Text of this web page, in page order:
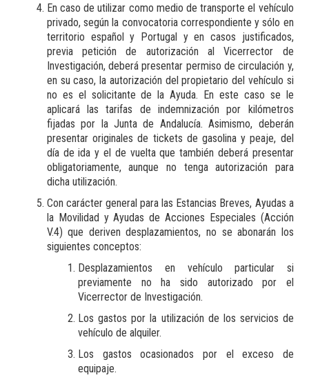
En caso de utilizar como medio de transporte el vehículo
privado, según la convocatoria correspondiente y sólo en
territorio español y Portugal y en casos justificados,
previa petición de autorización al Vicerrector de
Investigación, deberá presentar permiso de circulación y,
en su caso, la autorización del propietario del vehículo si
no es el solicitante de la Ayuda. En este caso se le
aplicará las tarifas de indemnización por kilómetros
fijadas por la Junta de Andalucía. Asimismo, deberán
presentar originales de tickets de gasolina y peaje, del
día de ida y el de vuelta que también deberá presentar
obligatoriamente, aunque no tenga autorización para
dicha utilización.
Con carácter general para las Estancias Breves, Ayudas a
la Movilidad y Ayudas de Acciones Especiales (Acción
V.4) que deriven desplazamientos, no se abonarán los
siguientes conceptos:
Desplazamientos en vehículo particular si
previamente no ha sido autorizado por el
Vicerrector de Investigación.
Los gastos por la utilización de los servicios de
vehículo de alquiler.
Los gastos ocasionados por el exceso de
equipaje.